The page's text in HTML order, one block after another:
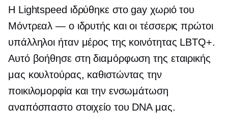
Η Lightspeed ιδρύθηκε στο gay χωριό του
Μόντρεαλ — ο ιδρυτής και οι τέσσερις πρώτοι
υπάλληλοι ήταν μέρος της κοινότητας LBTQ+.
Αυτό βοήθησε στη διαμόρφωση της εταιρικής
μας κουλτούρας, καθιστώντας την
ποικιλομορφία και την ενσωμάτωση
αναπόσπαστο στοιχείο του DNA μας.